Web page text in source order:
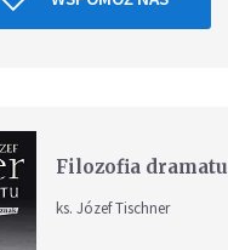
Filozofia dramatu
ks. Józef Tischner